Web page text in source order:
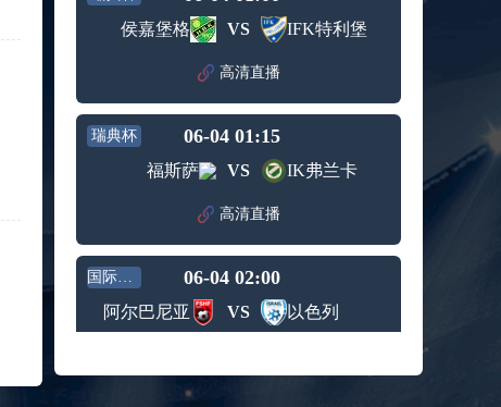
月13日
大师赛
男单第3
轮
阿纳尔迪vs贾里 全场录像回放
ATP罗马
大师赛
男单第2
轮
标签： 2024年5
月12日
WTA罗
马大师
赛女单
第3轮
2024年5
WTA罗
赛女单
斯诺克元老斯诺克世锦赛半决赛 伊戈尔-费格雷多vs德拉戈 全场录像回放
标签：
月12日
元老斯
诺克世
锦赛半
决赛
穆纳尔vs诺里 全场录像回放
月12日
ATP罗马
大师赛
男单第2
MSI季中冠军赛胜者组 BLG vs T1 全场录像回放
月12日
冠军赛
KPL春季赛季后赛败者组决赛 重庆狼队 vs 苏州KSG 全场录像回放
侯嘉堡格 VS IFK特利堡
高清直播
瑞典杯 06-04 01:15
福斯萨 VS IK弗兰卡
高清直播
国际友谊 06-04 02:00
阿尔巴尼亚 VS 以色列